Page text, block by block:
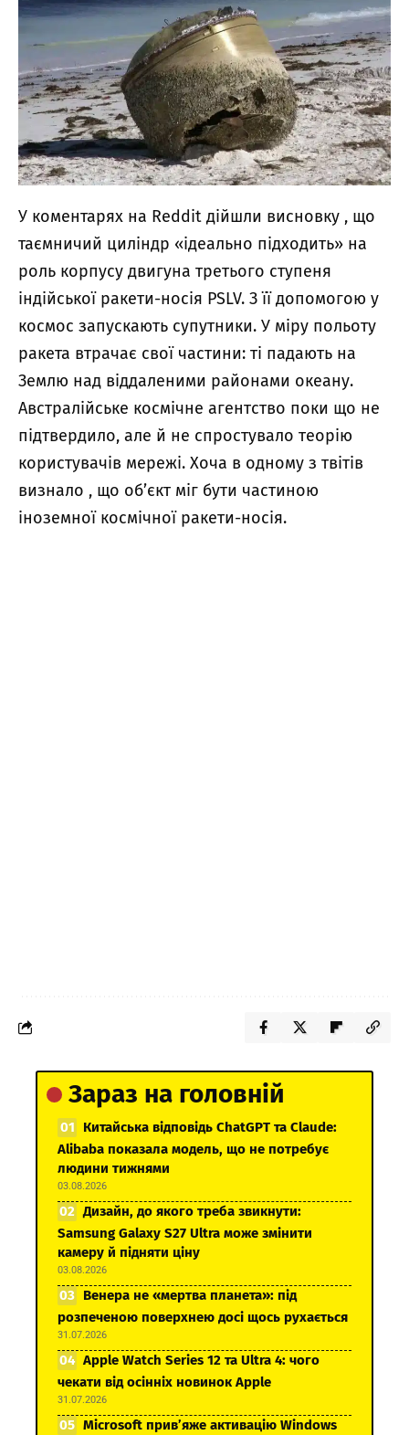
У коментарях на Reddit дійшли висновку , що
таємничий циліндр «ідеально підходить» на
роль корпусу двигуна третього ступеня
індійської ракети-носія PSLV. З її допомогою у
космос запускають супутники. У міру польоту
ракета втрачає свої частини: ті падають на
Землю над віддаленими районами океану.
Австралійське космічне агентство поки що не
підтвердило, але й не спростувало теорію
користувачів мережі. Хоча в одному з твітів
визнало , що об’єкт міг бути частиною
іноземної космічної ракети-носія.
Зараз на головній
Китайська відповідь ChatGPT та Claude:
Alibaba показала модель, що не потребує
людини тижнями
03.08.2026
Дизайн, до якого треба звикнути:
Samsung Galaxy S27 Ultra може змінити
камеру й підняти ціну
03.08.2026
Венера не «мертва планета»: під
розпеченою поверхнею досі щось рухається
31.07.2026
Apple Watch Series 12 та Ultra 4: чого
чекати від осінніх новинок Apple
31.07.2026
Microsoft прив’яже активацію Windows